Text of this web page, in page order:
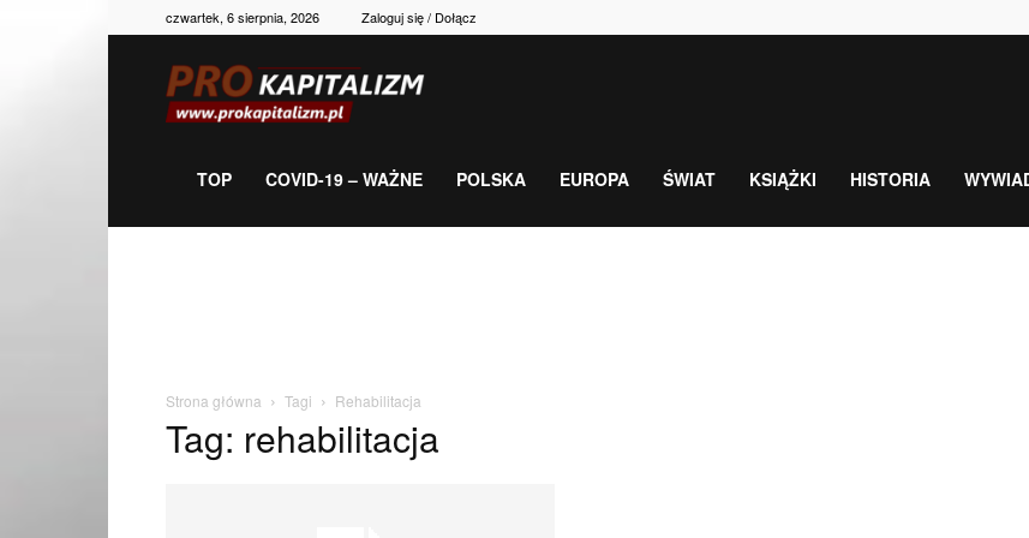
czwartek, 6 sierpnia, 2026 Zaloguj się / Dołącz
gospodarka,
TOP COVID-19 – WAŻNE POLSKA EUROPA ŚWIAT KSIĄŻKI HISTORIA
Strona główna Tagi Rehabilitacja
Tag: rehabilitacja